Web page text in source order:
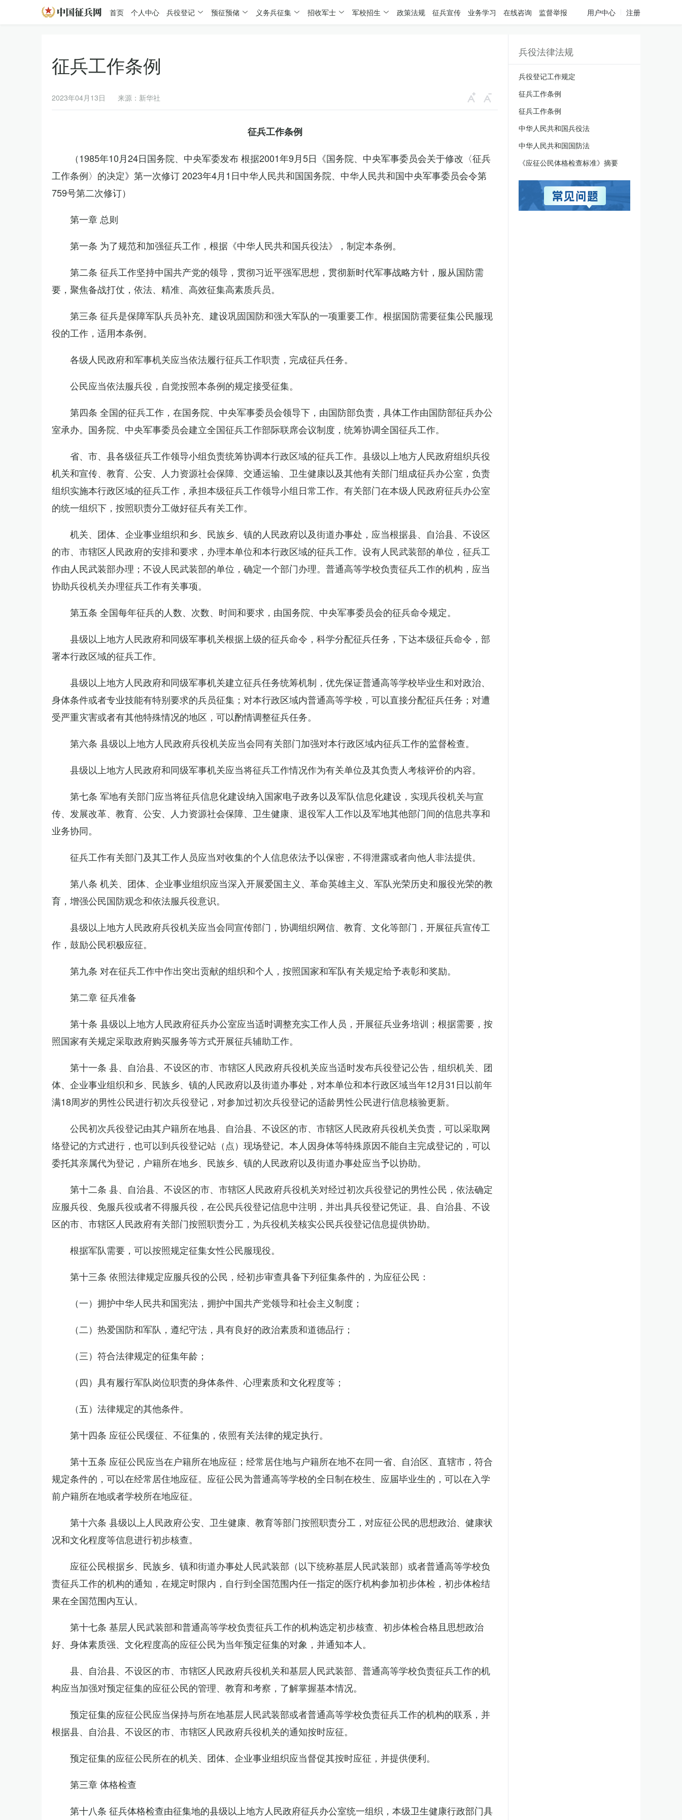
首页 个人中心 兵役登记 预征预储 义务兵征集 招收军士 军校招生 政策法规 征兵宣传 业务学习 在线咨询 监督举报 用户中心 注册
征兵工作条例
2023年04月13日 来源：新华社
征兵工作条例
（1985年10月24日国务院、中央军委发布 根据2001年9月5日《国务院、中央军事委员会关于修改〈征兵
工作条例〉的决定》第一次修订 2023年4月1日中华人民共和国国务院、中华人民共和国中央军事委员会令第
759号第二次修订）
第一章 总则
第一条 为了规范和加强征兵工作，根据《中华人民共和国兵役法》，制定本条例。
第二条 征兵工作坚持中国共产党的领导，贯彻习近平强军思想，贯彻新时代军事战略方针，服从国防需
要，聚焦备战打仗，依法、精准、高效征集高素质兵员。
第三条 征兵是保障军队兵员补充、建设巩固国防和强大军队的一项重要工作。根据国防需要征集公民服现
役的工作，适用本条例。
各级人民政府和军事机关应当依法履行征兵工作职责，完成征兵任务。
公民应当依法服兵役，自觉按照本条例的规定接受征集。
第四条 全国的征兵工作，在国务院、中央军事委员会领导下，由国防部负责，具体工作由国防部征兵办公
室承办。国务院、中央军事委员会建立全国征兵工作部际联席会议制度，统筹协调全国征兵工作。
省、市、县各级征兵工作领导小组负责统筹协调本行政区域的征兵工作。县级以上地方人民政府组织兵役
机关和宣传、教育、公安、人力资源社会保障、交通运输、卫生健康以及其他有关部门组成征兵办公室，负责
组织实施本行政区域的征兵工作，承担本级征兵工作领导小组日常工作。有关部门在本级人民政府征兵办公室
的统一组织下，按照职责分工做好征兵有关工作。
机关、团体、企业事业组织和乡、民族乡、镇的人民政府以及街道办事处，应当根据县、自治县、不设区
的市、市辖区人民政府的安排和要求，办理本单位和本行政区域的征兵工作。设有人民武装部的单位，征兵工
作由人民武装部办理；不设人民武装部的单位，确定一个部门办理。普通高等学校负责征兵工作的机构，应当
协助兵役机关办理征兵工作有关事项。
第五条 全国每年征兵的人数、次数、时间和要求，由国务院、中央军事委员会的征兵命令规定。
县级以上地方人民政府和同级军事机关根据上级的征兵命令，科学分配征兵任务，下达本级征兵命令，部
署本行政区域的征兵工作。
县级以上地方人民政府和同级军事机关建立征兵任务统筹机制，优先保证普通高等学校毕业生和对政治、
身体条件或者专业技能有特别要求的兵员征集；对本行政区域内普通高等学校，可以直接分配征兵任务；对遭
受严重灾害或者有其他特殊情况的地区，可以酌情调整征兵任务。
第六条 县级以上地方人民政府兵役机关应当会同有关部门加强对本行政区域内征兵工作的监督检查。
县级以上地方人民政府和同级军事机关应当将征兵工作情况作为有关单位及其负责人考核评价的内容。
第七条 军地有关部门应当将征兵信息化建设纳入国家电子政务以及军队信息化建设，实现兵役机关与宣
传、发展改革、教育、公安、人力资源社会保障、卫生健康、退役军人工作以及军地其他部门间的信息共享和
业务协同。
征兵工作有关部门及其工作人员应当对收集的个人信息依法予以保密，不得泄露或者向他人非法提供。
第八条 机关、团体、企业事业组织应当深入开展爱国主义、革命英雄主义、军队光荣历史和服役光荣的教
育，增强公民国防观念和依法服兵役意识。
县级以上地方人民政府兵役机关应当会同宣传部门，协调组织网信、教育、文化等部门，开展征兵宣传工
作，鼓励公民积极应征。
第九条 对在征兵工作中作出突出贡献的组织和个人，按照国家和军队有关规定给予表彰和奖励。
第二章 征兵准备
第十条 县级以上地方人民政府征兵办公室应当适时调整充实工作人员，开展征兵业务培训；根据需要，按
照国家有关规定采取政府购买服务等方式开展征兵辅助工作。
第十一条 县、自治县、不设区的市、市辖区人民政府兵役机关应当适时发布兵役登记公告，组织机关、团
体、企业事业组织和乡、民族乡、镇的人民政府以及街道办事处，对本单位和本行政区域当年12月31日以前年
满18周岁的男性公民进行初次兵役登记，对参加过初次兵役登记的适龄男性公民进行信息核验更新。
公民初次兵役登记由其户籍所在地县、自治县、不设区的市、市辖区人民政府兵役机关负责，可以采取网
络登记的方式进行，也可以到兵役登记站（点）现场登记。本人因身体等特殊原因不能自主完成登记的，可以
委托其亲属代为登记，户籍所在地乡、民族乡、镇的人民政府以及街道办事处应当予以协助。
第十二条 县、自治县、不设区的市、市辖区人民政府兵役机关对经过初次兵役登记的男性公民，依法确定
应服兵役、免服兵役或者不得服兵役，在公民兵役登记信息中注明，并出具兵役登记凭证。县、自治县、不设
区的市、市辖区人民政府有关部门按照职责分工，为兵役机关核实公民兵役登记信息提供协助。
根据军队需要，可以按照规定征集女性公民服现役。
第十三条 依照法律规定应服兵役的公民，经初步审查具备下列征集条件的，为应征公民：
（一）拥护中华人民共和国宪法，拥护中国共产党领导和社会主义制度；
（二）热爱国防和军队，遵纪守法，具有良好的政治素质和道德品行；
（三）符合法律规定的征集年龄；
（四）具有履行军队岗位职责的身体条件、心理素质和文化程度等；
（五）法律规定的其他条件。
第十四条 应征公民缓征、不征集的，依照有关法律的规定执行。
第十五条 应征公民应当在户籍所在地应征；经常居住地与户籍所在地不在同一省、自治区、直辖市，符合
规定条件的，可以在经常居住地应征。应征公民为普通高等学校的全日制在校生、应届毕业生的，可以在入学
前户籍所在地或者学校所在地应征。
第十六条 县级以上人民政府公安、卫生健康、教育等部门按照职责分工，对应征公民的思想政治、健康状
况和文化程度等信息进行初步核查。
应征公民根据乡、民族乡、镇和街道办事处人民武装部（以下统称基层人民武装部）或者普通高等学校负
责征兵工作的机构的通知，在规定时限内，自行到全国范围内任一指定的医疗机构参加初步体检，初步体检结
果在全国范围内互认。
第十七条 基层人民武装部和普通高等学校负责征兵工作的机构选定初步核查、初步体检合格且思想政治
好、身体素质强、文化程度高的应征公民为当年预定征集的对象，并通知本人。
县、自治县、不设区的市、市辖区人民政府兵役机关和基层人民武装部、普通高等学校负责征兵工作的机
构应当加强对预定征集的应征公民的管理、教育和考察，了解掌握基本情况。
预定征集的应征公民应当保持与所在地基层人民武装部或者普通高等学校负责征兵工作的机构的联系，并
根据县、自治县、不设区的市、市辖区人民政府兵役机关的通知按时应征。
预定征集的应征公民所在的机关、团体、企业事业组织应当督促其按时应征，并提供便利。
第三章 体格检查
第十八条 征兵体格检查由征集地的县级以上地方人民政府征兵办公室统一组织，本级卫生健康行政部门具
兵役法律法规
兵役登记工作规定
征兵工作条例
征兵工作条例
中华人民共和国兵役法
中华人民共和国国防法
《应征公民体格检查标准》摘要